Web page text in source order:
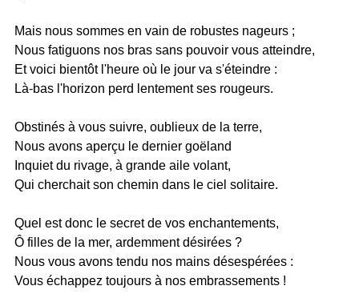
Mais nous sommes en vain de robustes nageurs ;
Nous fatiguons nos bras sans pouvoir vous atteindre,
Et voici bientôt l'heure où le jour va s'éteindre :
Là-bas l'horizon perd lentement ses rougeurs.
Obstinés à vous suivre, oublieux de la terre,
Nous avons aperçu le dernier goëland
Inquiet du rivage, à grande aile volant,
Qui cherchait son chemin dans le ciel solitaire.
Quel est donc le secret de vos enchantements,
Ô filles de la mer, ardemment désirées ?
Nous vous avons tendu nos mains désespérées :
Vous échappez toujours à nos embrassements !